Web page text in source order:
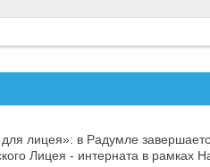
лицея»: в Радумле
Лицея - интерната в рамках